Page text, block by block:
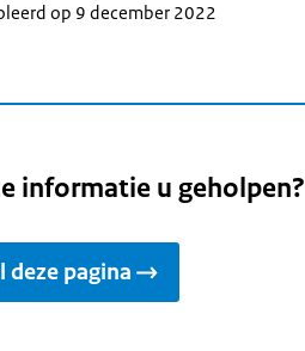
op 9 december 2022
informatie u geholpen?
deze pagina